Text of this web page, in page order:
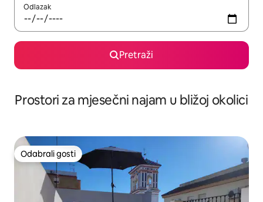
Odlazak
Pretraži
Prostori za mjesečni najam u bližoj okolici
Odabrali gosti
Odabrali gosti